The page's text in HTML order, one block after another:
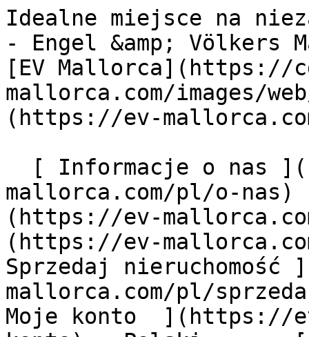
Idealne miejsce na niezapomniane chwile na Majorce - Engel &amp; Völkers Mallorca                [ ![EV Mallorca](https://cdn.ev-mallorca.com/images/web/EV_Logo_RGB.svg) ](https://ev-mallorca.com/pl)  Mallorca  

  [ Informacje o nas ](https://ev-mallorca.com/pl/o-nas) [ Majorka Informacje ](https://ev-mallorca.com/pl/o-majorce) [ Kontakt ](https://ev-mallorca.com/pl/lokalizacje-biur) [ Sprzedaj nieruchomość ](https://ev-mallorca.com/pl/sprzedaj-nieruchomosc-majorce) [    Moje konto  ](https://ev-mallorca.com/pl/moje-konto)   Polski       [ English ](https://ev-mallorca.com/en/mallorca-property/the-ultimate-retreat-for-unforgettable-moments-in-mallorca-W-02Z6XL)   [ Español ](https://ev-mallorca.com/es/inmueble-mallorca/el-refugio-definitivo-para-momentos-inolvidables-en-mallorca-W-02Z6XL)   [ Deutsch ](https://ev-mallorca.com/de/mallorca-immobilie/ihr-perfekter-ruckzugsort-fur-unvergessliche-momente-auf-mallorca-W-02Z6XL)   [ Català ](https://ev-mallorca.com/ca/immoble-mallorca/el-refugi-definitiu-per-a-moments-inoblidables-a-mallorca-W-02Z6XL)   [ Svenska ](https://ev-mallorca.com/sv/mallorca-fastighet/din-perfekta-tillflyktsort-for-oforglomliga-stunder-pa-mallorca-W-02Z6XL)   [ Français ](https://ev-mallorca.com/fr/bien-majorque/le-refuge-ultime-pour-des-moments-inoubliables-a-majorque-W-02Z6XL)    [ Italiano ](https://ev-mallorca.com/it/immobili-maiorca/il-vostro-rifugio-perfetto-per-momenti-indimenticabili-a-maiorca-W-02Z6XL)   [ Dutch ](https://ev-mallorca.com/nl/mallorca-eigendom/je-perfecte-toevluchtsoord-voor-onvergetelijke-momenten-in-mallorca-W-02Z6XL)   [ Русский ](https://ev-mallorca.com/ru/nedvizhimost-mayorka/vase-idealnoe-ubezishhe-dlia-nezabyvaemyx-momentov-na-maiorke-W-02Z6XL)   [ Dansk ](https://ev-mallorca.com/da/mallorca-ejendom/dit-perfekte-tilflugtssted-for-uforglemmelige-ojeblikke-pa-mallorca-W-02Z6XL)   

  Kupno  [ Wszystkie nieruchomości ](https://ev-mallorca.com/pl/nieruchomosci-majorce?contract_type=0) [ Dom ](https://ev-mallorca.com/pl/nieruchomosci-majorce?contract_type=0&type%5B0%5D=0) [ Domek na wsi "finca" ](https://ev-mallorca.com/pl/nieruchomosci-majorce?contract_type=0&type%5B0%5D=1) [ Mieszkanie ](https://ev-mallorca.com/pl/nieruchomosci-majorce?contract_type=0&type%5B0%5D=2) [ Apartament-Penthouse ](https://ev-mallorca.com/pl/nieruchomosci-majorce?contract_type=0&type%5B0%5D=5) [ Działki ](https://ev-mallorca.com/pl/nieruchomosci-majorce?contract_type=0&type%5B0%5D=3) [ Nowe budownictwo ](https://ev-mallorca.com/pl/nieruchomosci-majorce?contract_type=0&type%5B0%5D=development) 

  Wynajem  [ Wszystkie nieruchomości ](https://ev-mallorca.com/pl/nieruchomosci-majorce?contract_type=1) [ Dom ](https://ev-mallorca.com/pl/nieruchomosci-majorce?contract_type=1&type%5B0%5D=0) [ Domek na wsi "finca" ](https://ev-mallorca.com/pl/nieruchomosci-majorce?contract_type=1&type%5B0%5D=1) [ Mieszkanie ](https://ev-mallorca.com/pl/nieruchomosci-majorce?contract_type=1&type%5B0%5D=2) [ Apartament-Penthouse ](https://ev-mallorca.com/pl/nieruchomosci-majorce?contract_type=1&type%5B0%5D=5) 

  Wynajem wakacyjny  [ Wszystkie nieruchomości ](https://ev-mallorca.com/pl/wynajmy-wakacyjne) [ Dom ](https://ev-mallorca.com/pl/wynajmy-wakacyjne?type%5B0%5D=0) [ Domek na wsi "finca" ](https://ev-mallorca.com/pl/wynajmy-wakacyjne?type%5B0%5D=1) [ Mieszkanie ](https://ev-mallorca.com/pl/wynajmy-wakacyjne?type%5B0%5D=2) [ Apartament-Penthouse ](https://ev-mallorca.com/pl/wynajmy-wakacyjne?type%5B0%5D=5) 

  Komercyjne  [ Wszystkie nieruchomości ](https://ev-mallorca.com/pl/nieruchomosci-komercyjne) [ Leśnictwo ](https://ev-mallorca.com/pl/nieruchomosci-komercyjne?type%5B0%5D=6) [ Hotel ](https://ev-mallorca.com/pl/nieruchomosci-komercyjne?type%5B0%5D=7) [ Branża przemysłowa ](https://ev-mallorca.com/pl/nieruchomosci-komercyjne?type%5B0%5D=8) [ Inwestycja ](https://ev-mallorca.com/pl/nieruchomosci-komercyjne?type%5B0%5D=9) [ Gastronomia ](https://ev-mallorca.com/pl/nieruchomosci-komercyjne?type%5B0%5D=10) [ Grunt ](https://ev-mallorca.com/pl/nieruchomosci-komercyjne?type%5B0%5D=11) [ Biuro ](https://ev-mallorca.com/pl/nieruchomosci-komercyjne?type%5B0%5D=12) [ Inne ](https://ev-mallorca.com/pl/nieruchomosci-komercyjne?type%5B0%5D=13) [ Sklep ](https://ev-mallorca.com/pl/nieruchomosci-komercyjne?type%5B0%5D=14) 

 [ Projekty deweloperskie ](https://ev-mallorca.com/pl/majorce-nowe-projekty-budowlane) 

     Polski       [ English ](https://ev-mallorca.com/en/mallorca-